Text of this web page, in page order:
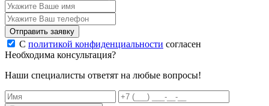
Отправить заявку
С политикой конфиденциальности согласен
Необходима консультация?
Наши специалисты ответят на любые вопросы!